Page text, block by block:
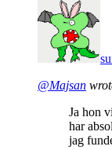
@Majsan
Ja hon
har
jag